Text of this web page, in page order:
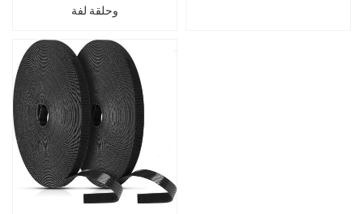
وحلقة لفة